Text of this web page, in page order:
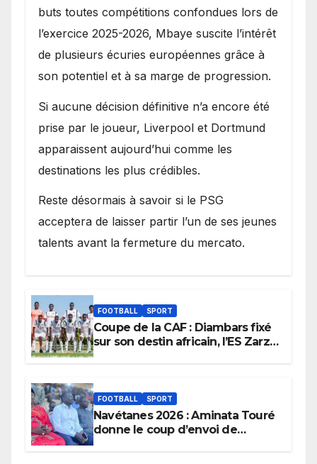
buts toutes compétitions confondues lors de
l’exercice 2025-2026, Mbaye suscite l’intérêt
de plusieurs écuries européennes grâce à
son potentiel et à sa marge de progression.
Si aucune décision définitive n’a encore été
prise par le joueur, Liverpool et Dortmund
apparaissent aujourd’hui comme les
destinations les plus crédibles.
Reste désormais à savoir si le PSG
acceptera de laisser partir l’un de ses jeunes
talents avant la fermeture du mercato.
FOOTBALL SPORT
Coupe de la CAF : Diambars fixé
sur son destin africain, l’ES Zarzis
FOOTBALL SPORT
Navétanes 2026 : Aminata Touré
donne le coup d’envoi de